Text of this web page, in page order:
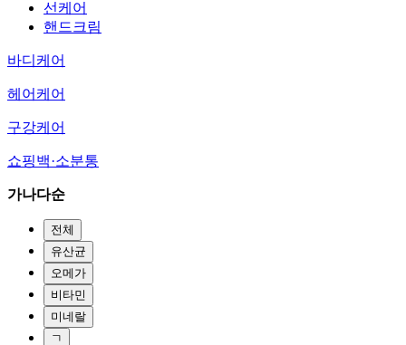
선케어
핸드크림
바디케어
헤어케어
구강케어
쇼핑백·소분통
가나다순
전체
유산균
오메가
비타민
미네랄
ㄱ